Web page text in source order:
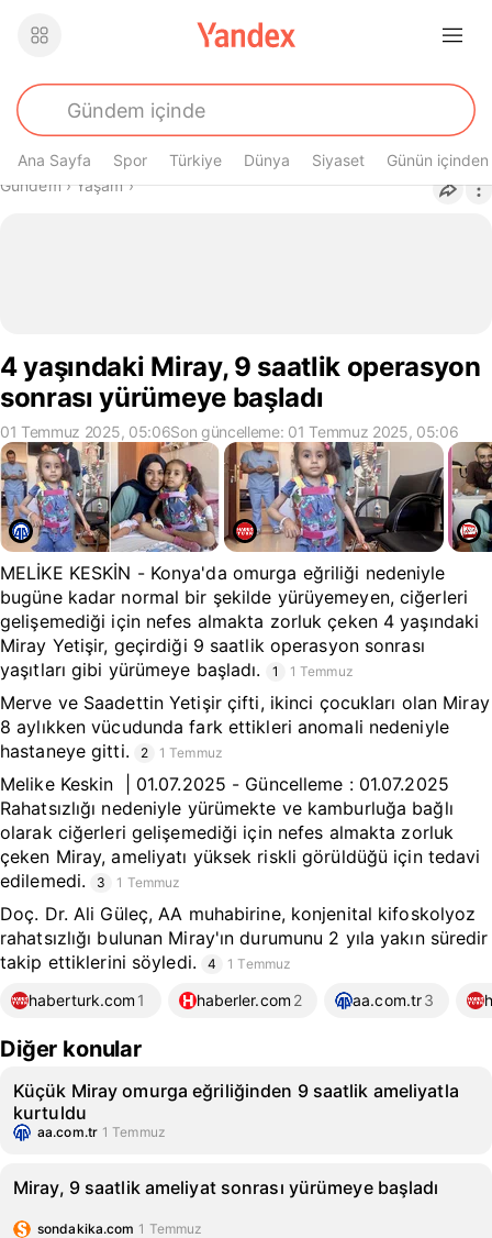
Ana Sayfa Spor Türkiye Dünya Siyaset Günün içinden
Buradasın
Gündem› Yaşam›
4 yaşındaki Miray, 9 saatlik operasyon
sonrası yürümeye başladı
01 Temmuz 2025, 05:06Son güncelleme: 01 Temmuz 2025, 05:06
MELİKE KESKİN - Konya'da omurga eğriliği nedeniyle
bugüne kadar normal bir şekilde yürüyemeyen, ciğerleri
gelişemediği için nefes almakta zorluk çeken 4 yaşındaki
Miray Yetişir, geçirdiği 9 saatlik operasyon sonrası
yaşıtları gibi yürümeye başladı.
1 1 Temmuz
Merve ve Saadettin Yetişir çifti, ikinci çocukları olan Miray
8 aylıkken vücudunda fark ettikleri anomali nedeniyle
hastaneye gitti.
2 1 Temmuz
Melike Keskin | 01.07.2025 - Güncelleme : 01.07.2025
Rahatsızlığı nedeniyle yürümekte ve kamburluğa bağlı
olarak ciğerleri gelişemediği için nefes almakta zorluk
çeken Miray, ameliyatı yüksek riskli görüldüğü için tedavi
edilemedi.
3 1 Temmuz
Doç. Dr. Ali Güleç, AA muhabirine, konjenital kifoskolyoz
rahatsızlığı bulunan Miray'ın durumunu 2 yıla yakın süredir
takip ettiklerini söyledi.
4 1 Temmuz
haberturk.com 1 haberler.com 2 aa.com.tr3
Diğer konular
Küçük Miray omurga eğriliğinden 9 saatlik ameliyatla
kurtuldu
aa.com.tr 1 Temmuz
Miray, 9 saatlik ameliyat sonrası yürümeye başladı
sondakika.com 1 Temmuz